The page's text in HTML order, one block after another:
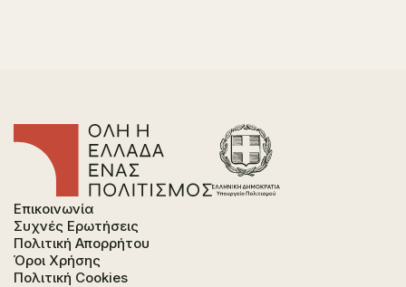
Επικοινωνία
Συχνές Ερωτήσεις
Πολιτική Απορρήτου
Όροι Χρήσης
Πολιτική Cookies